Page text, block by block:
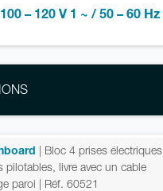
100 – 120 V 1 ~ / 50 – 60 Hz
| Bloc 4 prises électriques
pilotables, livre avec un cable
paroi | Réf. 60521